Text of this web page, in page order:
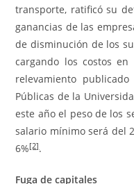
transporte, ratificó su
ganancias de las
de disminución de los
cargando los costos
relevamiento
Públicas de la
este año el peso de los
salario mínimo será del
6%[2].
Fuga de capitales